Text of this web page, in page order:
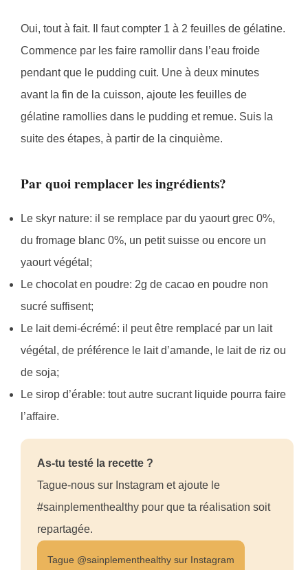
Oui, tout à fait. Il faut compter 1 à 2 feuilles de gélatine.
Commence par les faire ramollir dans l’eau froide
pendant que le pudding cuit. Une à deux minutes
avant la fin de la cuisson, ajoute les feuilles de
gélatine ramollies dans le pudding et remue. Suis la
suite des étapes, à partir de la cinquième.
Par quoi remplacer les ingrédients?
Le skyr nature: il se remplace par du yaourt grec 0%,
du fromage blanc 0%, un petit suisse ou encore un
yaourt végétal;
Le chocolat en poudre: 2g de cacao en poudre non
sucré suffisent;
Le lait demi-écrémé: il peut être remplacé par un lait
végétal, de préférence le lait d’amande, le lait de riz ou
de soja;
Le sirop d’érable: tout autre sucrant liquide pourra faire
l’affaire.
As-tu testé la recette ?
Tague-nous sur Instagram et ajoute le
#sainplementhealthy pour que ta réalisation soit
repartagée.
Tague @sainplementhealthy sur Instagram